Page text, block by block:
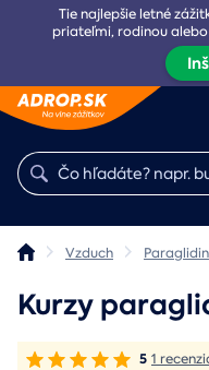
Tie najlepšie letné
priateľmi, rodinou alebo
Vzduch
Kurzy
5 1